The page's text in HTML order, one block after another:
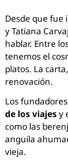
Desde que fue
y Tatiana
hablar. Entre
tenemos el
platos. La
renovación.
Los
de los viajes y
como las
anguila
vieja.